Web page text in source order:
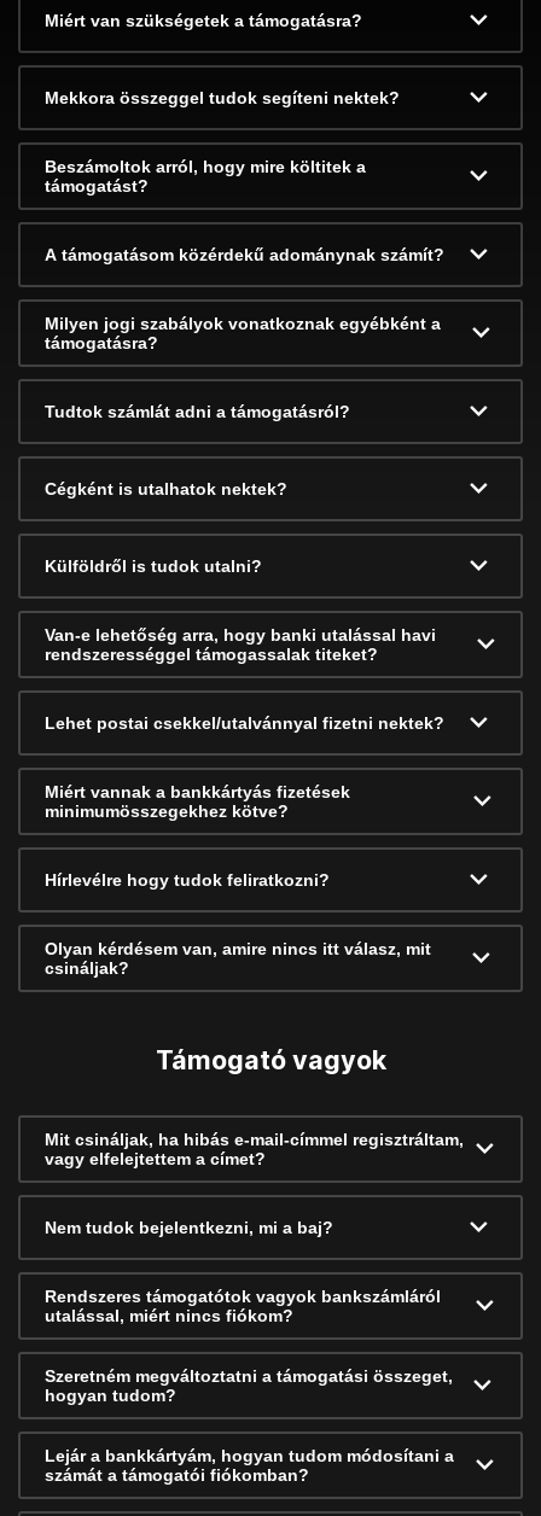
Miért van szükségetek a támogatásra?
Mekkora összeggel tudok segíteni nektek?
Beszámoltok arról, hogy mire költitek a
támogatást?
A támogatásom közérdekű adománynak számít?
Milyen jogi szabályok vonatkoznak egyébként a
támogatásra?
Tudtok számlát adni a támogatásról?
Cégként is utalhatok nektek?
Külföldről is tudok utalni?
Van-e lehetőség arra, hogy banki utalással havi
rendszerességgel támogassalak titeket?
Lehet postai csekkel/utalvánnyal fizetni nektek?
Miért vannak a bankkártyás fizetések
minimumösszegekhez kötve?
Hírlevélre hogy tudok feliratkozni?
Olyan kérdésem van, amire nincs itt válasz, mit
csináljak?
Támogató vagyok
Mit csináljak, ha hibás e-mail-címmel regisztráltam,
vagy elfelejtettem a címet?
Nem tudok bejelentkezni, mi a baj?
Rendszeres támogatótok vagyok bankszámláról
utalással, miért nincs fiókom?
Szeretném megváltoztatni a támogatási összeget,
hogyan tudom?
Lejár a bankkártyám, hogyan tudom módosítani a
számát a támogatói fiókomban?